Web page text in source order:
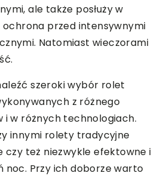
ale także posłuży w
ochrona przed intensywnymi
Natomiast wieczorami
szeroki wybór rolet
z różnego
i w różnych technologiach.
innymi rolety tradycyjne
czy też niezwykle efektowne i
noc. Przy ich doborze warto